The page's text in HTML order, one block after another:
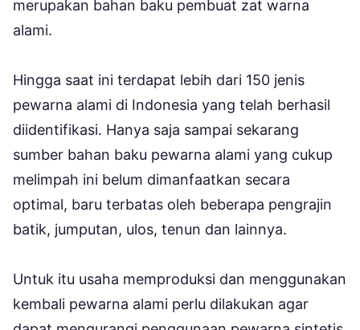
merupakan bahan baku pembuat zat warna
alami.
Hingga saat ini terdapat lebih dari 150 jenis
pewarna alami di Indonesia yang telah berhasil
diidentifikasi. Hanya saja sampai sekarang
sumber bahan baku pewarna alami yang cukup
melimpah ini belum dimanfaatkan secara
optimal, baru terbatas oleh beberapa pengrajin
batik, jumputan, ulos, tenun dan lainnya.
Untuk itu usaha memproduksi dan menggunakan
kembali pewarna alami perlu dilakukan agar